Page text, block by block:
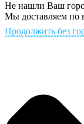
Не нашли Ваш
Мы доставляем по
Продолжить без